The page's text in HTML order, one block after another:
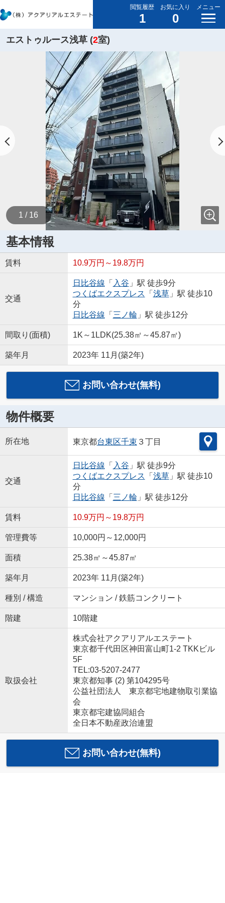
閲覧履歴
1
お気に入り
0
メニュー
エストゥルース浅草 (2室)
1 / 16
基本情報
賃料 10.9万円～19.8万円
交通
日比谷線 「 入谷 」駅 徒歩9分
つくばエクスプレス 「 浅草」駅 徒歩10
分
日比谷線 「 三ノ輪」駅 徒歩12分
間取り(面積) 1K～1LDK(25.38㎡～45.87㎡)
築年月 2023年 11月(築2年)
お問い合わせ(無料)
物件概要
所在地 東京都台東区千束 ３丁目
交通
日比谷線 「 入谷 」駅 徒歩9分
つくばエクスプレス 「 浅草」駅 徒歩10
分
日比谷線 「 三ノ輪」駅 徒歩12分
賃料 10.9万円～19.8万円
管理費等 10,000円～12,000円
面積 25.38㎡～45.87㎡
築年月 2023年 11月(築2年)
種別 / 構造 マンション / 鉄筋コンクリート
階建 10階建
取扱会社
株式会社アクアリアルエステート
東京都千代田区神田富山町1-2 TKKビル
5F
TEL:03-5207-2477
東京都知事 (2) 第104295号
公益社団法人 東京都宅地建物取引業協
会
東京都宅建協同組合
全日本不動産政治連盟
お問い合わせ(無料)